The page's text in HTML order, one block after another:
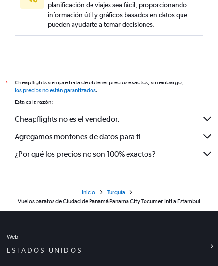
planificación de viajes sea fácil, proporcionando
información útil y gráficos basados en datos que
pueden ayudarte a tomar decisiones.
*
Cheapflights siempre trata de obtener precios exactos, sin embargo,
los precios no están garantizados.
Esta es la razón:
Cheapflights no es el vendedor.
Agregamos montones de datos para ti
¿Por qué los precios no son 100% exactos?
Inicio
Turquía
Vuelos baratos de Ciudad de Panamá Panama City Tocumen Intl a Estambul
Web
ESTADOS UNIDOS